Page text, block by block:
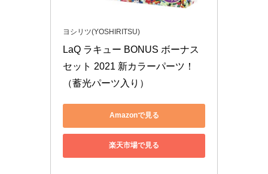
ヨシリツ(YOSHIRITSU)
LaQ ラキュー BONUS ボーナス
セット 2021 新カラーパーツ！
（蓄光パーツ入り）
Amazonで見る
楽天市場で見る